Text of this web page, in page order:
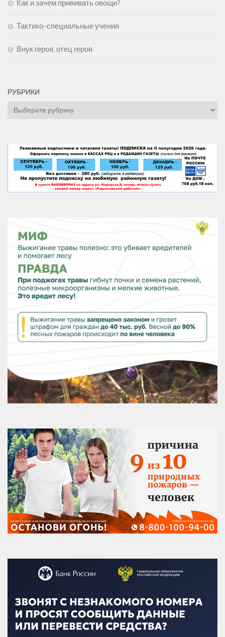
Как и зачем прививать овощи?
Тактико-специальные учения
Внук героя, отец героя
РУБРИКИ
Рубрики